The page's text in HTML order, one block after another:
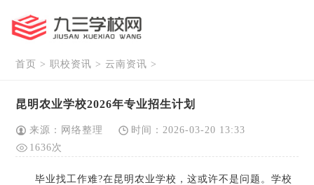
首页 >职校资讯 > 云南资讯 >
昆明农业学校2026年专业招生计划
来源：网络整理
时间：2026-03-20 13:33
1636次
毕业找工作难?在昆明农业学校，这或许不是问题。学校